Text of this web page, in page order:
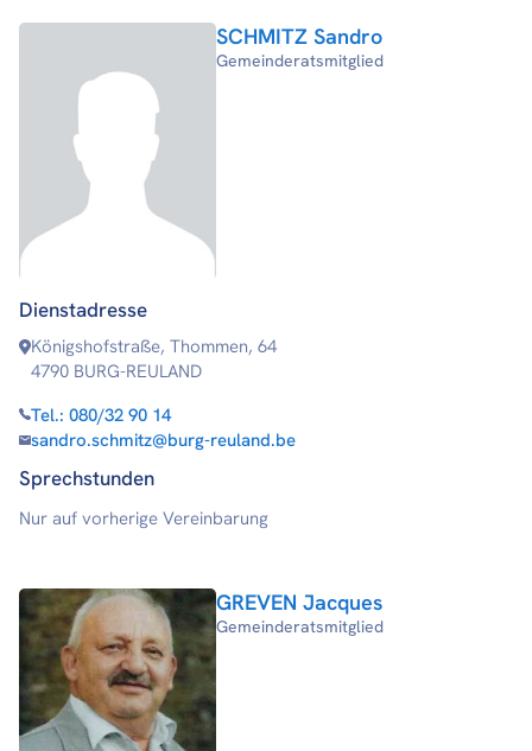
SCHMITZ Sandro
Gemeinderatsmitglied
Dienstadresse
Königshofstraße, Thommen, 64
4790 BURG-REULAND
Tel.: 080/32 90 14
sandro.schmitz@burg-reuland.be
Sprechstunden
Nur auf vorherige Vereinbarung
GREVEN Jacques
Gemeinderatsmitglied